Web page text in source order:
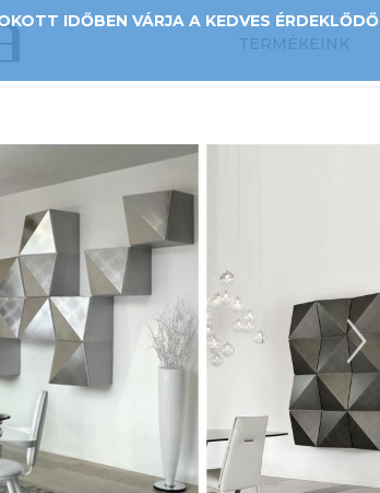
IDŐBEN VÁRJA A KEDVES
TERMÉKEINK